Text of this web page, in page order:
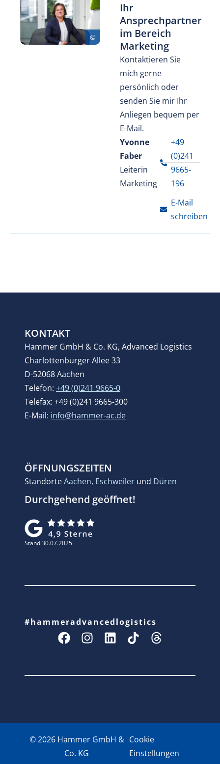
Ihr
Ansprechpartner
im Bereich
Marketing
Kontaktieren Sie
mich gerne
persönlich oder
senden Sie mir Ihr
Anliegen bequem per
E-Mail.
Yvonne
Faber
Leiterin
Marketing
+49
(0)241
9665-
196
E-Mail
schreiben
KONTAKT
Hammer GmbH & Co. KG, Advanced Logistics
Charlottenburger Allee 33
D-52068 Aachen
Telefon: +49 (0)241 9665-0
Telefax: +49 (0)241 9665-300
E-Mail: info@hammer-ac.de
ÖFFNUNGSZEITEN
StandorteAachen, Eschweiler und Düren
Durchgehend geöffnet!
Stand 30.07.2025
#hammeradvancedlogistics
© 2026 Hammer GmbH &
Co. KG
Cookie
Einstellungen